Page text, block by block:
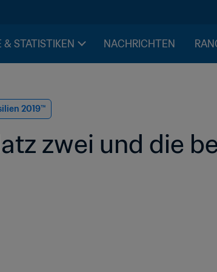
& STATISTIKEN NACHRICHTEN
2019™
zwei und die